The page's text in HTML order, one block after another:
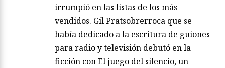
irrumpió en las listas de los más
vendidos. Gil Pratsobrerroca que se
había dedicado a la escritura de guiones
para radio y televisión debutó en la
ficción con El juego del silencio, un